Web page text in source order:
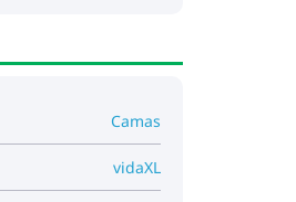
Camas
vidaXL